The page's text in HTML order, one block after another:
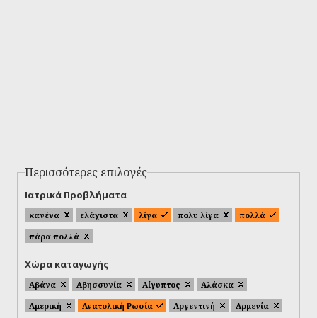
Περισσότερες επιλογές
Ιατρικά Προβλήματα
κανένα ελάχιστα λίγα πολυ λίγα
πολλά
πάρα πολλά
Χώρα καταγωγής
Αβάνα Αβησσυνία Αίγυπτος
Αλάσκα
Αμερική
Ανατολική Ρωσία Αργεντινή
Αρμενία